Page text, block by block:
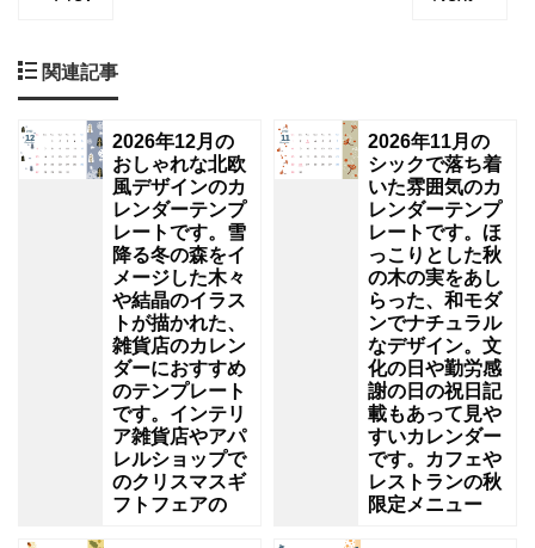
関連記事
2026年12月の
おしゃれな北欧
風デザインのカ
レンダーテンプ
レートです。雪
降る冬の森をイ
メージした木々
や結晶のイラス
トが描かれた、
雑貨店のカレン
ダーにおすすめ
のテンプレート
です。インテリ
ア雑貨店やアパ
レルショップで
のクリスマスギ
フトフェアの
2026年11月の
シックで落ち着
いた雰囲気のカ
レンダーテンプ
レートです。ほ
っこりとした秋
の木の実をあし
らった、和モダ
ンでナチュラル
なデザイン。文
化の日や勤労感
謝の日の祝日記
載もあって見や
すいカレンダー
です。カフェや
レストランの秋
限定メニュー